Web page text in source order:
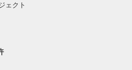
ェクト